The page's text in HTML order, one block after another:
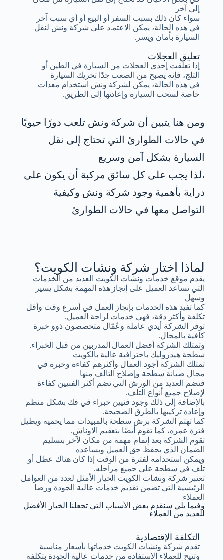
تعليق العجلات
إذا تعلقت إحدى العجلات من السيارة في الطين أو
الثلج، فإنه يصبح من الصعب جدًا تحريك السيارة
في هذه الحالة، يمكن لشركة ونش استخدام معدات
خاصة لسحب السيارة وإعادتها إلى الطريق.
إلى آخر
سواء كان ذلك بسبب السفر أو البيع أو أي سبب آخر
في هذه الحالة، يمكن الاعتماد على شركة ونش لنقل
السيارة بأمان ويسر.
ومن هنا يتبين أن شركة ونش تلعب دورًا حيويًا
في حالات الطوارئ التي تحتاج إلى نقل
السيارة بشكل آمن وسريع
،لذا يجب على كل سائق مركبة أن يكون على
دراية بأهمية وجود شركة ونش وكيفية
التواصل معها في حالات الطوارئ
لماذا اختار شركة ونشات الكويت؟
يقدم موقع خدمات ونشات الكويت العديد من الخدمات
التي تساعد العميل على إنجاز هذه المهمة بشكل يسير
وسهل
كما تفيد هذه الخدمات بإنجاز العمل في أسرع وقت وأقل
تكلفة وأكثر دقة، فهي خدمات لراحة العميل.
توفر الشركة أيدي عاملة وعُمّال متخصصون ذوو خبرة
كافية بالمجال.
وتمتلك الشركة أفضل العمال المدربين من قبل الخبراء.
سطحة هيدروليك باحترافية عالية بالكويت
تمتلك الشركة أجود العمال وأكثرهم كفاءة وخبرة في
مجال صيانة سطحة وإصلاح التالف منها
فتضم العديد من الورش التي تضم أكثر الفنيين كفاءة
لإصلاح جميع أنواع التلف.
بالإضافة إلى ذلك وجود فنيين خبراء في فك بشكل منظم
وإعادة تركيبها بالطرق الصحيحة.
كما تهتم الشركة برش سطحة بالمبيدات مما يحميه ويطيل
فترة عمره، كما تقوم أيضًا بتعقيم الاوناش.
تقوم الشركة بعد إتمام مهمة من مكان لآخر بتسليم
الضمان الذي يحفظ حق العميل ويساعده
ويمكن استخدامه لفترة من الوقت إذا كان هناك عطل أو
تلف في سطحة على جميع مراحله.
تعتبر شركة ونشات الكويت الخيار الأمثل لعدد من العوامل
الرئيسية التي تضمن تقديم خدمات عالية الجودة ورضا
العملاء
وفيما يلي سنقدم بعض الأسباب التي تجعلنا الخيار الأفضل
للعديد من العملاء
التكلفة الإقتصادية
تقدم شركة ونشات الكويت خدماتها بأسعار مناسبة
وتتيح للعملاء الاستفادة من خدمات عالية الجودة بتكلفة